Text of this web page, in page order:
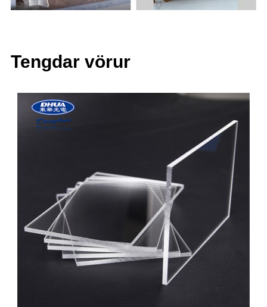
Tengdar vörur